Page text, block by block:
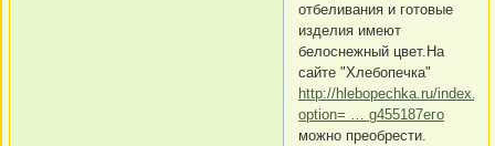
отбеливания и готовые
изделия имеют
белоснежный цвет.На
сайте "Хлебопечка"
http://hlebopechka.ru/
option= … g455187его
можно преобрести.